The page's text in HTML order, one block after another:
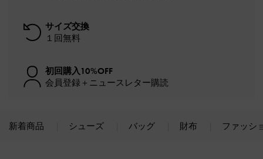
サイズ交換
１回無料
初回購入10%OFF
会員登録＋ニュースレター購読
新着商品 シューズ バッグ 財布 ファッシ